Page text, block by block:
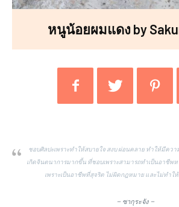
หนูน้อยผมแดง by
ชอบศิลปะเพราะทำให้สบายใจ สงบ ผ่อนคลาย ทำให้มีคว
เกิดจินตนาการมากขึ้น ที่ชอบเพราะสามารถทำเป็นอาชีพห
เพราะเป็นอาชีพที่สุจริต ไม่ผิดกฎหมาย และไม่ทำใ
– ซากุระจัง –